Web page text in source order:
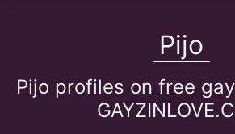
Pijo
Pijo profiles on free